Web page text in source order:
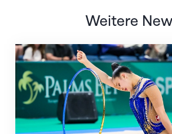
Weitere
Nächster Halt: Weltmeisterschaft